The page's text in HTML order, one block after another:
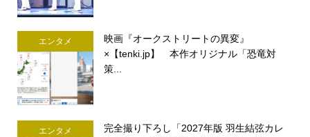
エンタメ
映画『オークストリートの異変』
×【tenki.jp】 本作オリジナル「恐竜対
策...
エンタメ
完全撮り下ろし「2027年版 羽生結弦カレ